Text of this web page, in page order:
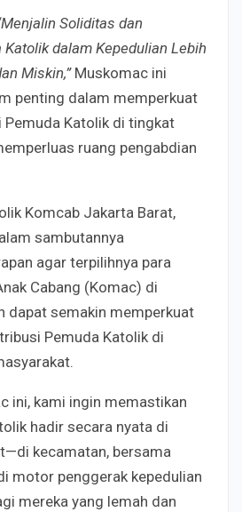
Soliditas dan
dalam Kepedulian Lebih
Miskin,”Muskomac ini
penting dalam memperkuat
Katolik di tingkat
ruang pengabdian
Komcab Jakarta Barat,
sambutannya
agar terpilihnya para
Cabang (Komac) di
dapat semakin memperkuat
Pemuda Katolik di
ini, kami ingin memastikan
hadir secara nyata di
kecamatan, bersama
motor penggerak kepedulian
mereka yang lemah dan